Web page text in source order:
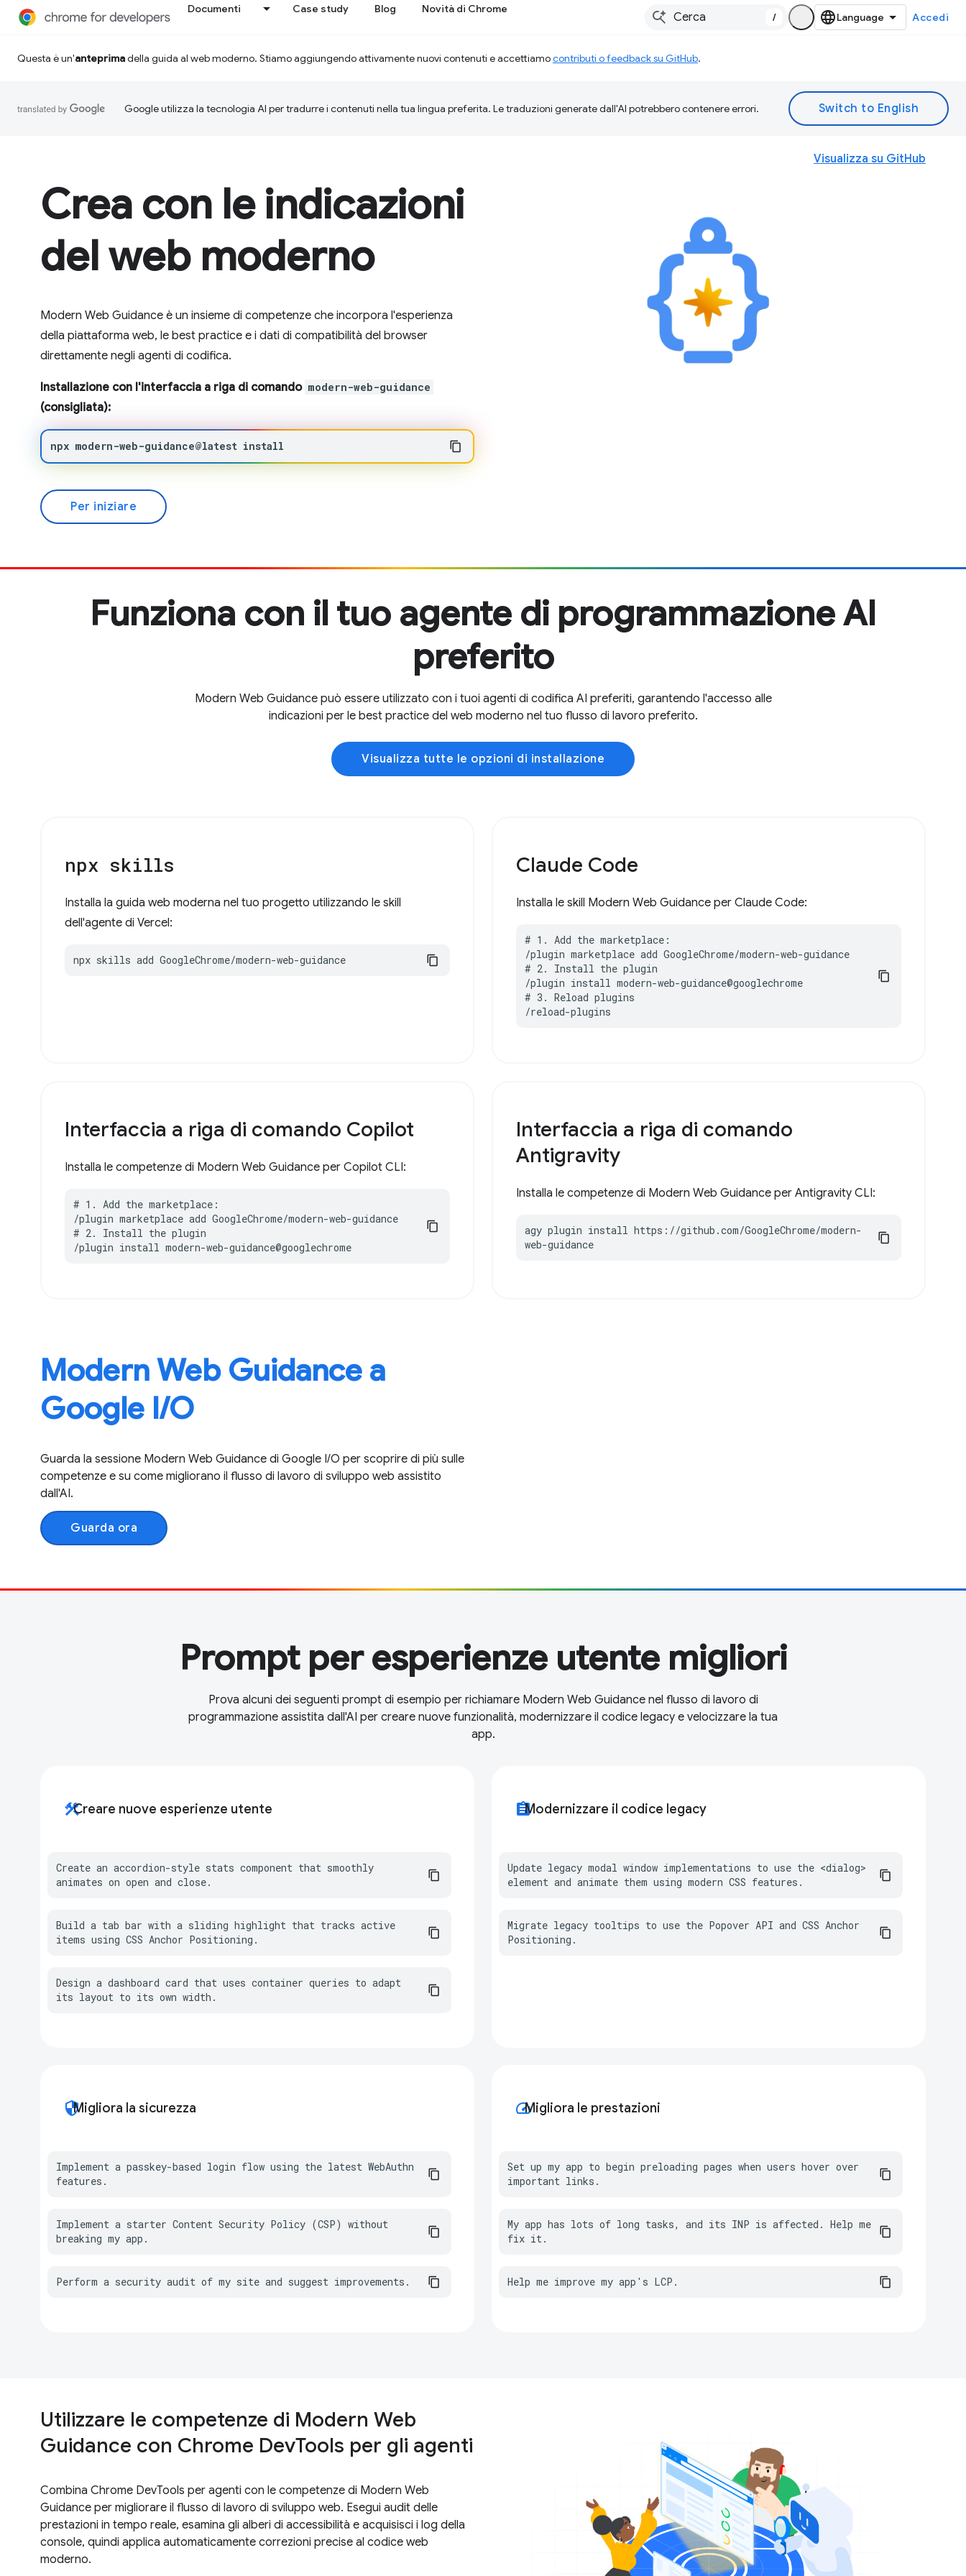
Documenti Case study Blog Novità di Chrome
/ Accedi
Questa è un'anteprimadella guida al web moderno. Stiamo aggiungendo attivamente nuovi contenuti e accettiamocontributi o feedback su GitHub.
Google utilizza la tecnologia AI per tradurre i contenuti nella tua lingua preferita. Le traduzioni generate dall'AI potrebbero contenere errori.
Crea con le indicazioni
del web moderno
Modern Web Guidance è un insieme di competenze che incorpora l'esperienza
della piattaforma web, le best practice e i dati di compatibilità del browser
direttamente negli agenti di codifica.
Installazione con l'interfaccia a riga di comando modern-web-guidance
(consigliata):
npx modern-web-guidance@latest install
Per iniziare
Visualizza su GitHub
Funziona con il tuo agente di programmazione AI
preferito
Modern Web Guidance può essere utilizzato con i tuoi agenti di codifica AI preferiti, garantendo l'accesso alle
indicazioni per le best practice del web moderno nel tuo flusso di lavoro preferito.
Visualizza tutte le opzioni di installazione
npx skills
Installa la guida web moderna nel tuo progetto utilizzando le skill
dell'agente di Vercel:
npx skills add GoogleChrome/modern-web-guidance
Claude Code
Installa le skill Modern Web Guidance per Claude Code:
# 1. Add the marketplace:
/plugin marketplace add GoogleChrome/modern-web-guidance
# 2. Install the plugin
/plugin install modern-web-guidance@googlechrome
# 3. Reload plugins
/reload-plugins
Interfaccia a riga di comando Copilot
Installa le competenze di Modern Web Guidance per Copilot CLI:
# 1. Add the marketplace:
/plugin marketplace add GoogleChrome/modern-web-guidance
# 2. Install the plugin
/plugin install modern-web-guidance@googlechrome
Interfaccia a riga di comando
Antigravity
Installa le competenze di Modern Web Guidance per Antigravity CLI:
agy plugin install https://github.com/GoogleChrome/modern-
web-guidance
Modern Web Guidance a
Google I / O
Guarda la sessione Modern Web Guidance di Google I / O per scoprire di più sulle
competenze e su come migliorano il flusso di lavoro di sviluppo web assistito
dall'AI.
Guarda ora
Prompt per esperienze utente migliori
Prova alcuni dei seguenti prompt di esempio per richiamare Modern Web Guidance nel flusso di lavoro di
programmazione assistita dall'AI per creare nuove funzionalità, modernizzare il codice legacy e velocizzare la tua
app.
constructionCreare nuove esperienze utente
Create an accordion-style stats component that smoothly
animates on open and close.
Build a tab bar with a sliding highlight that tracks active
items using CSS Anchor Positioning.
Design a dashboard card that uses container queries to adapt
its layout to its own width.
assignmentModernizzare il codice legacy
Update legacy modal window implementations to use the <dialog>
element and animate them using modern CSS features.
Migrate legacy tooltips to use the Popover API and CSS Anchor
Positioning.
securityMigliora la sicurezza
Implement a passkey-based login flow using the latest WebAuthn
features.
Implement a starter Content Security Policy (CSP) without
breaking my app.
Perform a security audit of my site and suggest improvements.
speedMigliora le prestazioni
Set up my app to begin preloading pages when users hover over
important links.
My app has lots of long tasks, and its INP is affected. Help me
fix it.
Help me improve my app's LCP.
Utilizzare le competenze di Modern Web
Guidance con Chrome DevTools per gli agenti
Combina Chrome DevTools per agenti con le competenze di Modern Web
Guidance per migliorare il flusso di lavoro di sviluppo web. Esegui audit delle
prestazioni in tempo reale, esamina gli alberi di accessibilità e acquisisci i log della
console, quindi applica automaticamente correzioni precise al codice web
moderno.